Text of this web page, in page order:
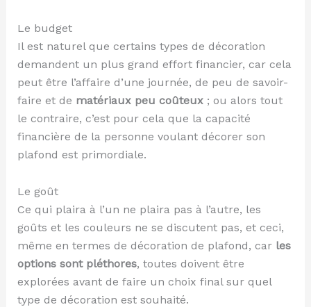
Le budget
Il est naturel que certains types de décoration
demandent un plus grand effort financier, car cela
peut être l’affaire d’une journée, de peu de savoir-
faire et de matériaux peu coûteux; ou alors tout
le contraire, c’est pour cela que la capacité
financière de la personne voulant décorer son
plafond est primordiale.
Le goût
Ce qui plaira à l’un ne plaira pas à l’autre, les
goûts et les couleurs ne se discutent pas, et ceci,
même en termes de décoration de plafond, car les
options sont pléthores, toutes doivent être
explorées avant de faire un choix final sur quel
type de décoration est souhaité.